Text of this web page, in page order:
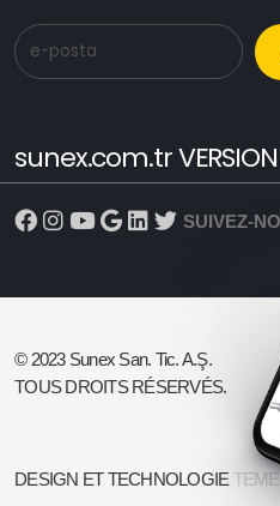
sunex.com.tr VERSION
SUIVEZ-
© 2023 Sunex San. Tic. A.Ş.
TOUS DROITS RÉSERVÉS.
DESIGN ET TECHNOLOGIE